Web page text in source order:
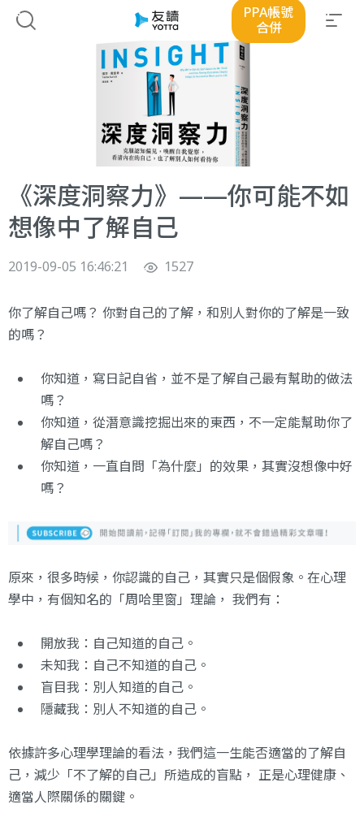
PPA帳號
合併
《深度洞察力》——你可能不如
想像中了解自己
2019-09-05 16:46:21 1527
你了解自己嗎？ 你對自己的了解，和別人對你的了解是一致
的嗎？
你知道，寫日記自省，並不是了解自己最有幫助的做法
嗎？
你知道，從潛意識挖掘出來的東西，不一定能幫助你了
解自己嗎？
你知道，一直自問「為什麼」的效果，其實沒想像中好
嗎？
原來，很多時候，你認識的自己，其實只是個假象。在心理
學中，有個知名的「周哈里窗」理論， 我們有：
開放我：自己知道的自己。
未知我：自己不知道的自己。
盲目我：別人知道的自己。
隱藏我：別人不知道的自己。
依據許多心理學理論的看法，我們這一生能否適當的了解自
己，減少「不了解的自己」所造成的盲點， 正是心理健康、
適當人際關係的關鍵。